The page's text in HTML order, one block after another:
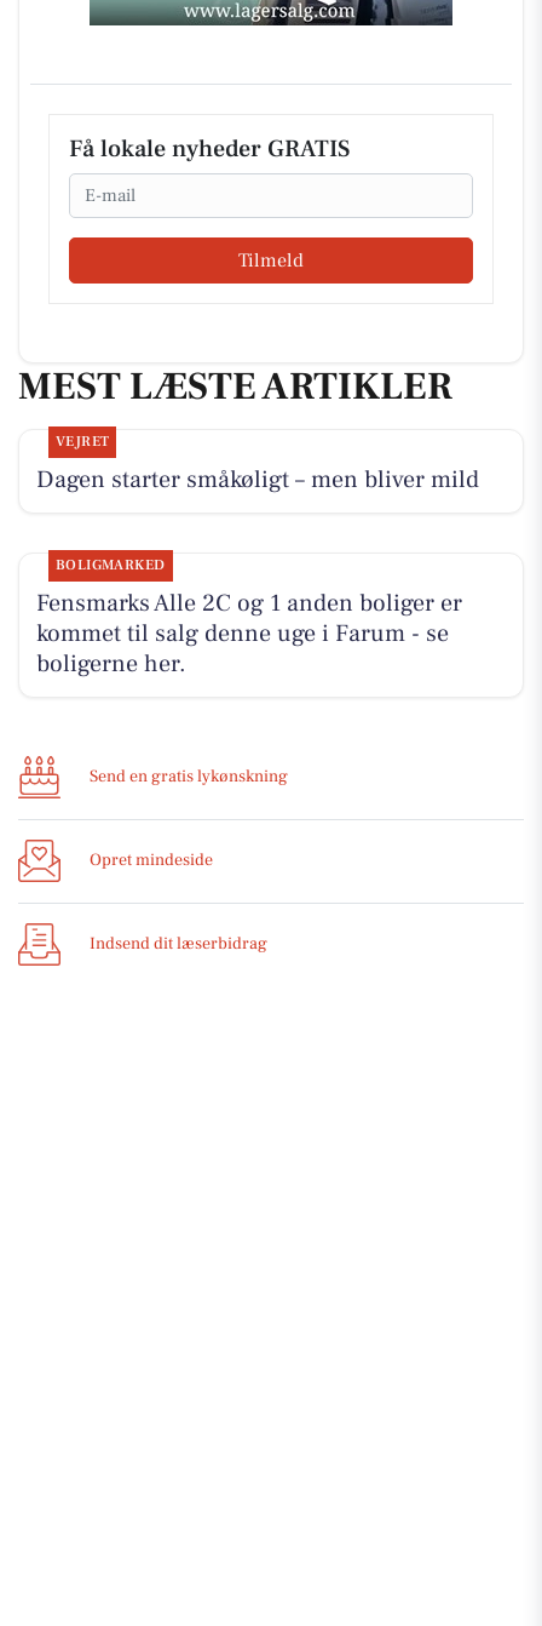
Få lokale nyheder GRATIS
Email
Tilmeld
MEST LÆSTE ARTIKLER
VEJRET
Dagen starter småkøligt – men bliver mild
BOLIGMARKED
Fensmarks Alle 2C og 1 anden boliger er
kommet til salg denne uge i Farum - se
boligerne her.
Send en gratis lykønskning
Opret mindeside
Indsend dit læserbidrag